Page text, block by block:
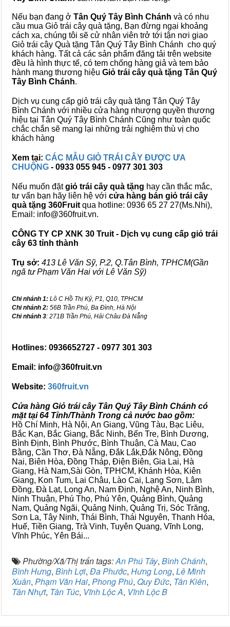
Nếu bạn đang ở Tân Quý Tây Bình Chánh và có nhu
cầu mua Giỏ trái cây quà tặng, Bạn đừng ngại khoảng
cách xa, chúng tôi sẽ cử nhân viên trở tới tận nơi giao
Giỏ trái cây Quà tặng Tân Quý Tây Bình Chánh cho quý
khách hàng. Tất cả các sản phẩm đăng tải trên website
đều là hình thực tế, có tem chống hàng giả và tem bảo
hành mang thương hiệu Giỏ trái cây quà tặng Tân Quý
Tây Bình Chánh.
Dịch vụ cung cấp giỏ trái cây quà tặng Tân Quý Tây
Bình Chánh với nhiều cửa hàng nhượng quyền thương
hiệu tại Tân Quý Tây Bình Chánh Cũng như toàn quốc
chắc chắn sẽ mang lại những trải nghiệm thù vị cho
khách hàng
Xem tại: CÁC MẪU GIỎ TRÁI CÂY ĐƯỢC ƯA
CHUỘNG - 0933 055 945 - 0977 301 303
Nếu muốn đặtgiỏ trái cây quà tặng hay cần thắc mắc,
tư vấn bạn hãy liên hệ với cửa hàng bán giỏ trái cây
quà tặng 360Fruit qua hotline: 0936 65 27 27(Ms.Nhi),
Email: info@360fruit.vn.
CÔNG TY CP XNK 30 Truit - Dịch vụ cung cấp giỏ trái
cây 63 tỉnh thành
Trụ sở: 413 Lê Văn Sỹ, P.2, Q.Tân Bình, TPHCM(Gần
ngã tư Phạm Văn Hai với Lê Văn Sỹ)
Chi nhánh 1: Lô C Hồ Thị Kỷ, P1, Q10, TPHCM
Chi nhánh 2: 56B Trần Phú, Ba Đình, Hà Nội
Chi nhánh 3: 271B Trần Phú, Hải Châu Đà Nẵng
Hotlines: 0936652727 - 0977 301 303
Email: info@360fruit.vn
Website: 360fruit.vn
Cửa hàng Giỏ trái cây Tân Quý Tây Bình Chánh có
mặt tại 64 Tỉnh/Thành Trong cả nước bao gồm:
Hồ Chí Minh, Hà Nội, An Giang, Vũng Tàu, Bạc Liêu,
Bắc Kạn, Bắc Giang, Bắc Ninh, Bến Tre, Bình Dương,
Bình Định, Bình Phước, Bình Thuận, Cà Mau, Cao
Bằng, Cần Thơ, Đà Nẵng, Đắk Lắk,Đắk Nông, Đồng
Nai, Biên Hòa, Đồng Tháp, Điện Biên, Gia Lai, Hà
Giang, Hà Nam,Sài Gòn, TPHCM, Khánh Hòa, Kiên
Giang, Kon Tum, Lai Châu, Lào Cai, Lạng Sơn, Lâm
Đồng, Đà Lạt, Long An, Nam Định, Nghệ An, Ninh Bình,
Ninh Thuận, Phú Thọ, Phú Yên, Quảng Bình, Quảng
Nam, Quảng Ngãi, Quảng Ninh, Quảng Trị, Sóc Trăng,
Sơn La, Tây Ninh, Thái Bình, Thái Nguyên, Thanh Hóa,
Huế, Tiền Giang, Trà Vinh, Tuyên Quang, Vĩnh Long,
Vĩnh Phúc, Yên Bái...
Phường/Xã/Thị trấn tags:An Phú Tây, Bình Chánh,
Bình Hưng, Bình Lợi, Đa Phước, Hưng Long, Lê Minh
Xuân, Phạm Văn Hai, Phong Phú, Quy Đức, Tân Kiên,
Tân Nhựt, Tân Túc, Vĩnh Lộc A, Vĩnh Lộc B